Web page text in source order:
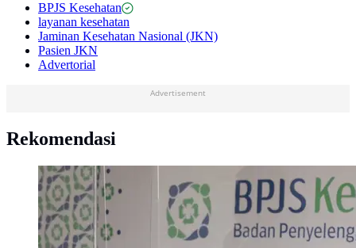
BPJS Kesehatan
layanan kesehatan
Jaminan Kesehatan Nasional (JKN)
Pasien JKN
Advertorial
Advertisement
Rekomendasi